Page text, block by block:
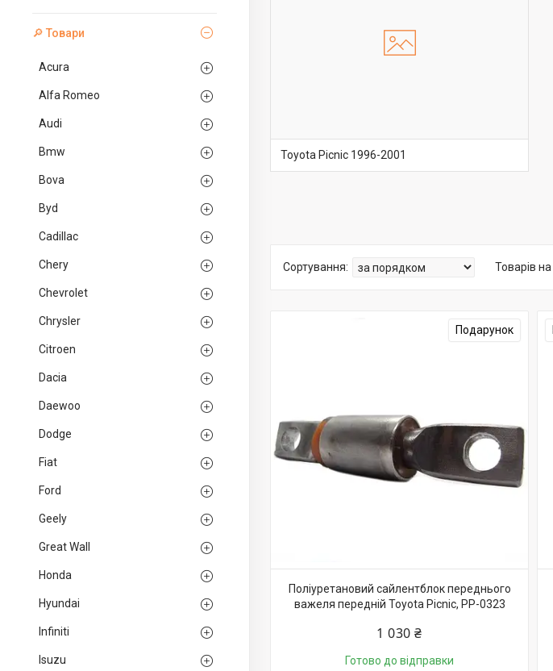
🔎 Товари
Acura
Alfa Romeo
Audi
Bmw
Bova
Byd
Cadillac
Chery
Chevrolet
Chrysler
Citroen
Dacia
Daewoo
Dodge
Fiat
Ford
Geely
Great Wall
Honda
Hyundai
Infiniti
Isuzu
Toyota Picnic 1996-2001
Подарунок
Поліуретановий сайлентблок переднього
важеля передній Toyota Picnic, PP-0323
1 030 ₴
Готово до відправки